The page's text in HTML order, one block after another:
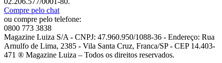
Compre pelo chat
ou compre pelo telefone:
0800 773 3838
Magazine Luiza S/A - CNPJ: 47.960.950/1088-36 - Endereço: Rua
Arnulfo de Lima, 2385 - Vila Santa Cruz, Franca/SP - CEP 14.403-
471 ® Magazine Luiza – Todos os direitos reservados.